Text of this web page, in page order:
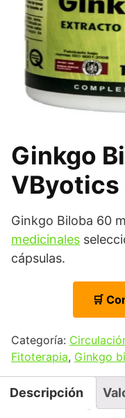
Ginkgo
VByotics
Ginkgo Biloba 60
medicinales
cápsulas.
🛒
Categoría:
Fitoterapia, Ginkgo
Descripción